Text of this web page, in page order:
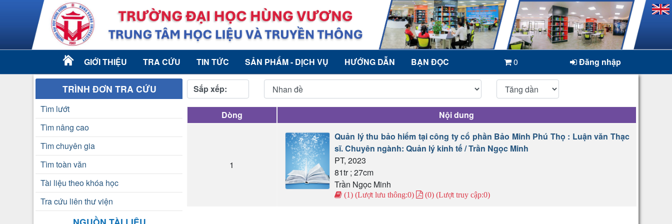
GIỚI THIỆU TRA CỨU TIN TỨC SẢN PHẨM - DỊCH VỤ HƯỚNG DẪN BẠN ĐỌC 0 Đăng nhập
TRÌNH ĐƠN TRA CỨU
Tìm lướt
Tìm nâng cao
Tìm chuyên gia
Tìm toàn văn
Tài liệu theo khóa học
Tra cứu liên thư viện
Sắp xếp:
Dòng Nội dung
1
Quản lý thu bảo hiểm tại công ty cổ phần Bảo Minh Phú Thọ : Luận văn Thạc
sĩ. Chuyên ngành: Quản lý kinh tế / Trần Ngọc Minh
PT, 2023
81tr ; 27cm
Trần Ngọc Minh
(1) (Lượt lưu thông:0) (0) (Lượt truy cập:0)